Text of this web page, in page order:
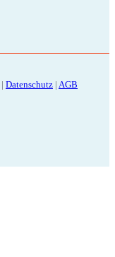
| Datenschutz | AGB